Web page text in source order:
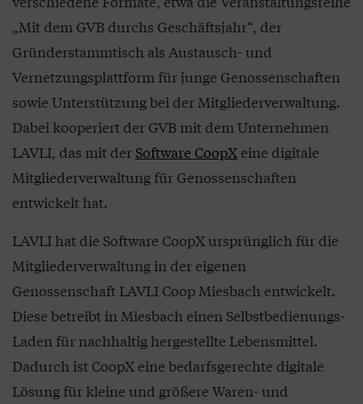
„Mit dem GVB durchs Geschäftsjahr“, der
Gründerstammtisch als Austausch- und
Vernetzungsplattform für junge Genossenschaften
sowie Unterstützung bei der Mitgliederverwaltung.
Dabei kooperiert der GVB mit dem Unternehmen
LAVLI, das mit der Software CoopX eine digitale
Mitgliederverwaltung für Genossenschaften
entwickelt hat.
LAVLI hat die Software CoopX ursprünglich für die
Mitgliederverwaltung in der eigenen
Genossenschaft LAVLI Coop Miesbach entwickelt.
Diese betreibt in Miesbach einen Selbstbedienungs-
Laden für nachhaltig hergestellte Lebensmittel.
Dadurch ist CoopX eine bedarfsgerechte digitale
Lösung für kleine und größere Waren- und